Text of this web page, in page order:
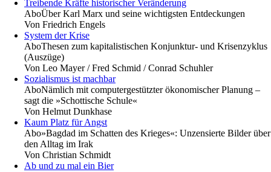
Treibende Kräfte historischer Veränderung
AboÜber Karl Marx und seine wichtigsten Entdeckungen
Von Friedrich Engels
System der Krise
AboThesen zum kapitalistischen Konjunktur- und Krisenzyklus
(Auszüge)
Von Leo Mayer / Fred Schmid / Conrad Schuhler
Sozialismus ist machbar
AboNämlich mit computergestützter ökonomischer Planung –
sagt die »Schottische Schule«
Von Helmut Dunkhase
Kaum Platz für Angst
Abo»Bagdad im Schatten des Krieges«: Unzensierte Bilder über
den Alltag im Irak
Von Christian Schmidt
Ab und zu mal ein Bier